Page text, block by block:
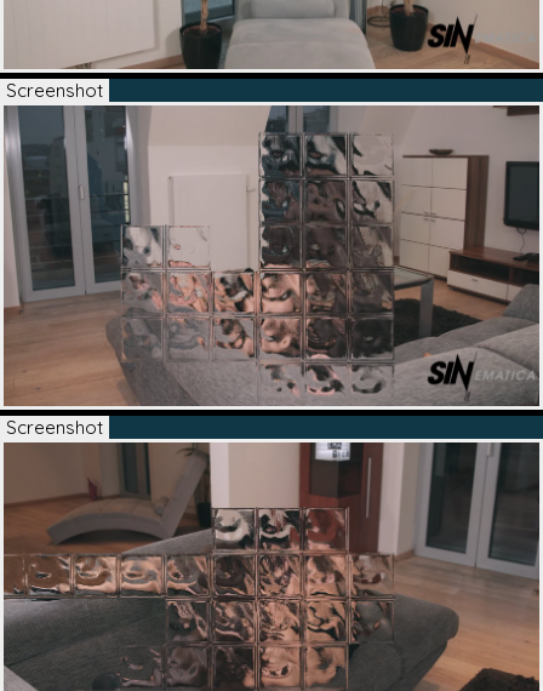
Screenshot
Screenshot